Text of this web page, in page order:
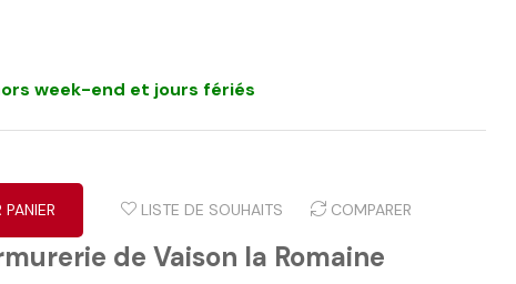
week-end et jours fériés
LISTE DE SOUHAITS COMPARER
de Vaison la Romaine